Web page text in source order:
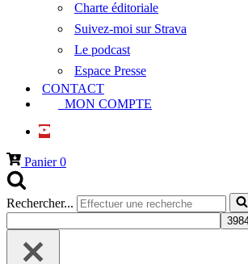
Charte éditoriale
Suivez-moi sur Strava
Le podcast
Espace Presse
CONTACT
MON COMPTE
Panier0
Rechercher...